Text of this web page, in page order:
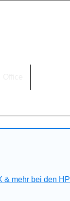
& mehr bei den HP